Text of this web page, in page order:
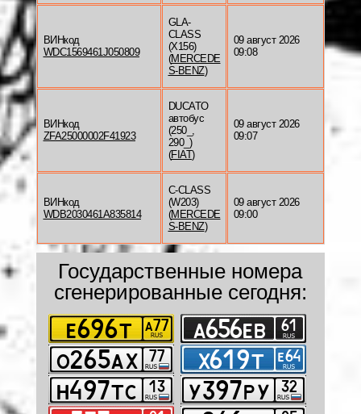
ВИНкод
WDC1569461J050809
GLA-
CLASS
(X156)
(MERCEDE
S-BENZ)
09 август 2026
09:08
ВИНкод
ZFA25000002F41923
DUCATO
автобус
(250_,
290_)
(FIAT)
09 август 2026
09:07
ВИНкод
WDB2030461A835814
C-CLASS
(W203)
(MERCEDE
S-BENZ)
09 август 2026
09:00
Государственные номера
сгенерированные сегодня: